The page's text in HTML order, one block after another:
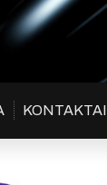
KONTAKTAI